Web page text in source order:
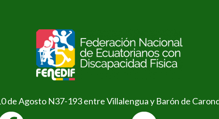
de Agosto N37-193 entre Villalengua y Barón de